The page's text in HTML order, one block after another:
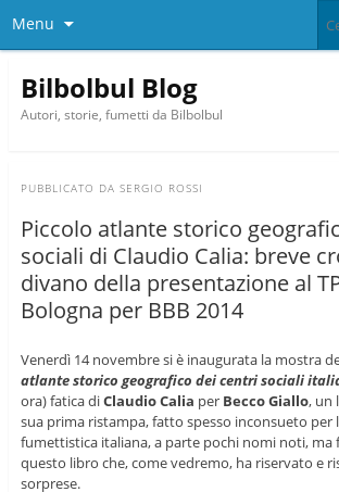
Menu
Bilbolbul Blog
Autori, storie, fumetti da Bilbolbul
PUBBLICATO DA SERGIO ROSSI
Piccolo atlante storico
sociali di Claudio Calia: breve
divano della presentazione al
Bologna per BBB 2014
Venerdì 14 novembre si è inaugurata la mostra
atlante storico geografico dei centri sociali
ora) fatica diClaudio Calia per Becco Giallo, un
sua prima ristampa, fatto spesso inconsueto per
fumettistica italiana, a parte pochi nomi noti, ma
questo libro che, come vedremo, ha riservato e
sorprese.